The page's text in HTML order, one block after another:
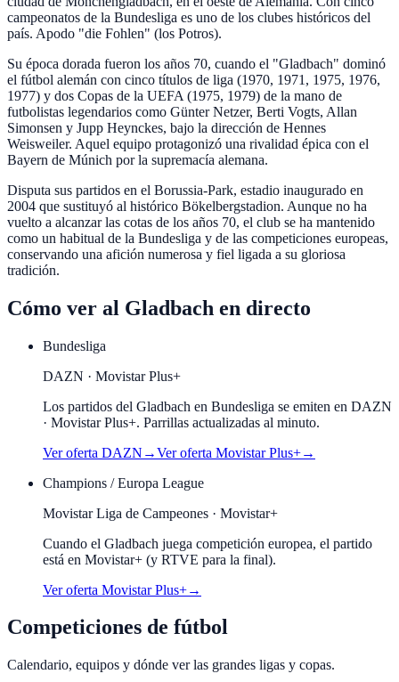
campeonatos de la Bundesliga es uno de los clubes históricos del
país. Apodo "die Fohlen" (los Potros).
Su época dorada fueron los años 70, cuando el "Gladbach" dominó
el fútbol alemán con cinco títulos de liga (1970, 1971, 1975, 1976,
1977) y dos Copas de la UEFA (1975, 1979) de la mano de
futbolistas legendarios como Günter Netzer, Berti Vogts, Allan
Simonsen y Jupp Heynckes, bajo la dirección de Hennes
Weisweiler. Aquel equipo protagonizó una rivalidad épica con el
Bayern de Múnich por la supremacía alemana.
Disputa sus partidos en el Borussia-Park, estadio inaugurado en
2004 que sustituyó al histórico Bökelbergstadion. Aunque no ha
vuelto a alcanzar las cotas de los años 70, el club se ha mantenido
como un habitual de la Bundesliga y de las competiciones europeas,
conservando una afición numerosa y fiel ligada a su gloriosa
tradición.
Cómo ver al Gladbach en directo
Bundesliga
DAZN · Movistar Plus+
Los partidos del Gladbach en Bundesliga se emiten en DAZN
· Movistar Plus+. Parrillas actualizadas al minuto.
Ver oferta DAZN →Ver oferta Movistar Plus+→
Champions / Europa League
Movistar Liga de Campeones · Movistar+
Cuando el Gladbach juega competición europea, el partido
está en Movistar+ (y RTVE para la final).
Ver oferta Movistar Plus+→
Competiciones de fútbol
Calendario, equipos y dónde ver las grandes ligas y copas.